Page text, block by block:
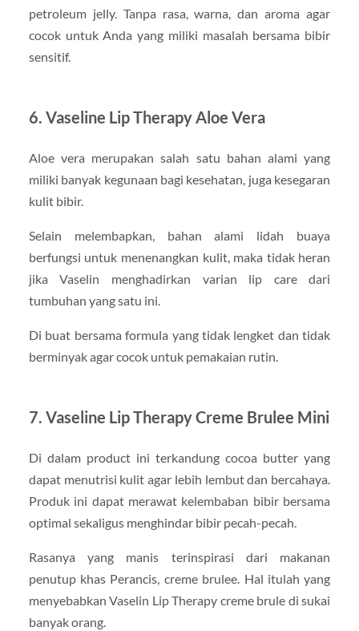
petroleum jelly. Tanpa rasa, warna, dan aroma agar
cocok untuk Anda yang miliki masalah bersama bibir
sensitif.
6. Vaseline Lip Therapy Aloe Vera
Aloe vera merupakan salah satu bahan alami yang
miliki banyak kegunaan bagi kesehatan, juga kesegaran
kulit bibir.
Selain melembapkan, bahan alami lidah buaya
berfungsi untuk menenangkan kulit, maka tidak heran
jika Vaselin menghadirkan varian lip care dari
tumbuhan yang satu ini.
Di buat bersama formula yang tidak lengket dan tidak
berminyak agar cocok untuk pemakaian rutin.
7. Vaseline Lip Therapy Creme Brulee Mini
Di dalam product ini terkandung cocoa butter yang
dapat menutrisi kulit agar lebih lembut dan bercahaya.
Produk ini dapat merawat kelembaban bibir bersama
optimal sekaligus menghindar bibir pecah-pecah.
Rasanya yang manis terinspirasi dari makanan
penutup khas Perancis, creme brulee. Hal itulah yang
menyebabkan Vaselin Lip Therapy creme brule di sukai
banyak orang.